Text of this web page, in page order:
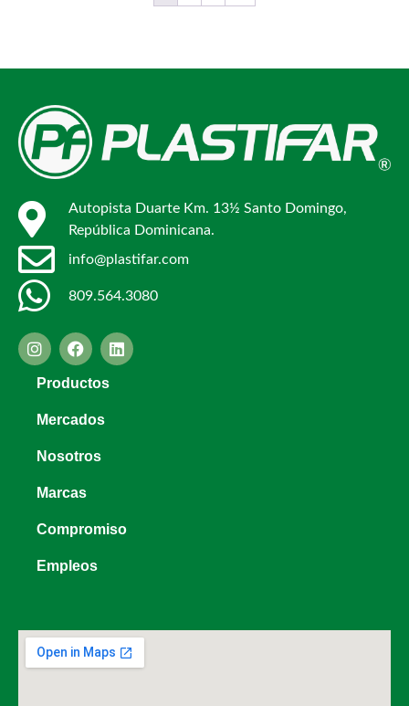
Autopista Duarte Km. 13½ Santo Domingo,
República Dominicana.
info@plastifar.com
809.564.3080
Productos
Mercados
Nosotros
Marcas
Compromiso
Empleos